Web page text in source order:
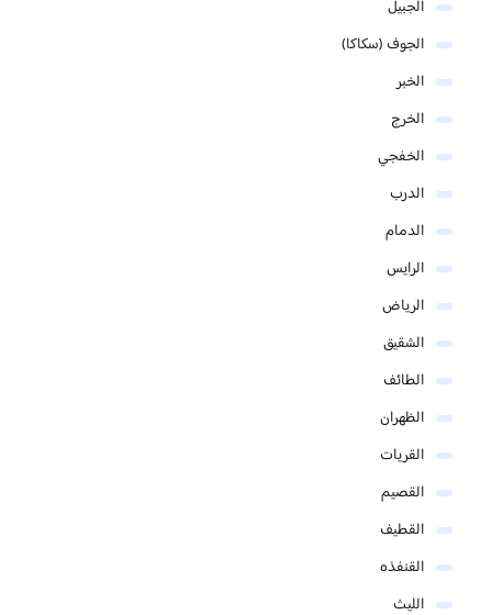
الجبيل
الجوف (سكاكا)
الخبر
الخرج
الخفجي
الدرب
الدمام
الرايس
الرياض
الشقيق
الطائف
الظهران
القريات
القصيم
القطيف
القنفذه
الليث